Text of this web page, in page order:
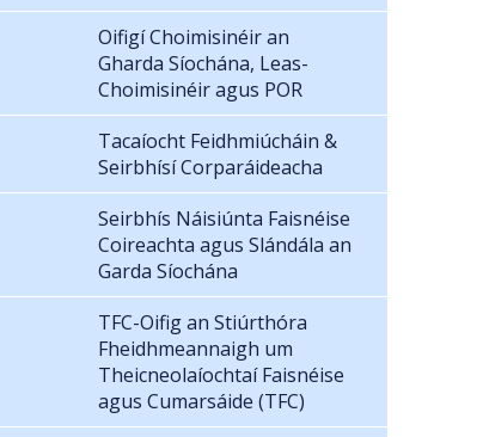
Oifigí Choimisinéir an
Gharda Síochána, Leas-
Choimisinéir agus POR
Tacaíocht Feidhmiúcháin &
Seirbhísí Corparáideacha
Seirbhís Náisiúnta Faisnéise
Coireachta agus Slándála an
Garda Síochána
TFC-Oifig an Stiúrthóra
Fheidhmeannaigh um
Theicneolaíochtaí Faisnéise
agus Cumarsáide (TFC)